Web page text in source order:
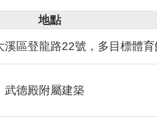
地點
區登龍路22號，多目標體育
武德殿附屬建築